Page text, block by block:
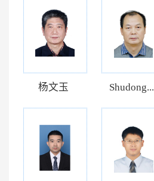
杨文玉 Shudong...